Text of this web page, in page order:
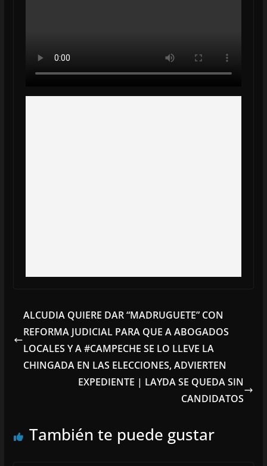
ALCUDIA QUIERE DAR “MADRUGUETE” CON
REFORMA JUDICIAL PARA QUE A ABOGADOS
LOCALES Y A #CAMPECHE SE LO LLEVE LA
CHINGADA EN LAS ELECCIONES, ADVIERTEN
EXPEDIENTE | LAYDA SE QUEDA SIN
CANDIDATOS
También te puede gustar